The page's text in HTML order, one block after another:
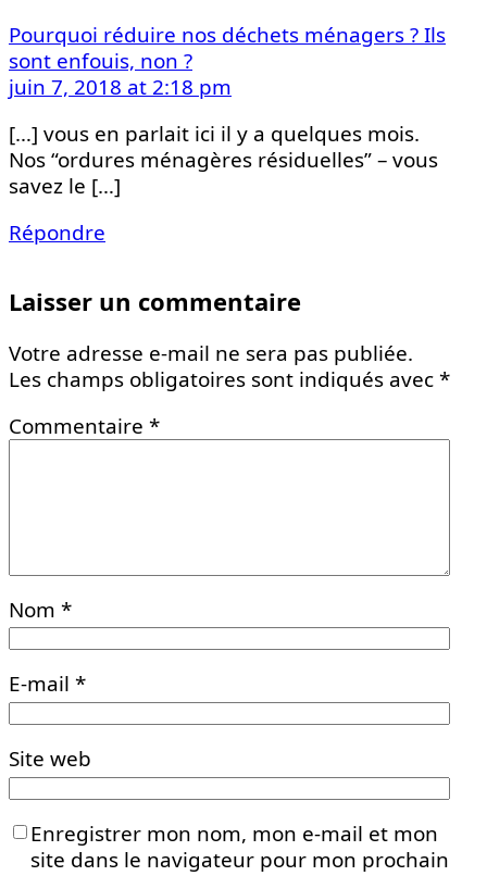
Pourquoi réduire nos déchets ménagers ? Ils
sont enfouis, non ?
juin 7, 2018 at 2:18 pm
[…] vous en parlait ici il y a quelques mois.
Nos “ordures ménagères résiduelles” – vous
savez le […]
Répondre
Laisser un commentaire
Votre adresse e-mail ne sera pas publiée.
Les champs obligatoires sont indiqués avec*
Commentaire *
Nom *
E-mail *
Site web
Enregistrer mon nom, mon e-mail et mon
site dans le navigateur pour mon prochain